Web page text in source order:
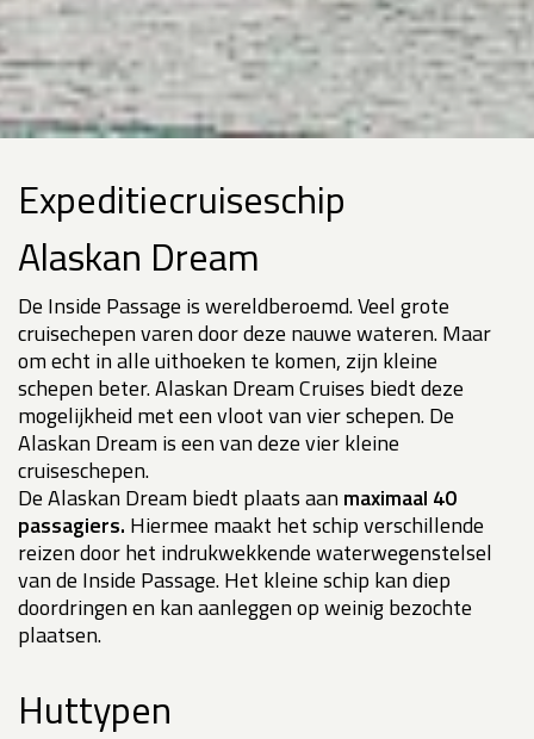
Expeditiecruiseschip
Alaskan Dream
De Inside Passage is wereldberoemd. Veel grote
cruisechepen varen door deze nauwe wateren. Maar
om echt in alle uithoeken te komen, zijn kleine
schepen beter. Alaskan Dream Cruises biedt deze
mogelijkheid met een vloot van vier schepen. De
Alaskan Dream is een van deze vier kleine
cruiseschepen.
De Alaskan Dream biedt plaats aan maximaal 40
passagiers. Hiermee maakt het schip verschillende
reizen door het indrukwekkende waterwegenstelsel
van de Inside Passage. Het kleine schip kan diep
doordringen en kan aanleggen op weinig bezochte
plaatsen.
Huttypen